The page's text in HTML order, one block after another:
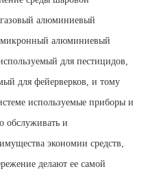
алюминиевый
алюминиевый
для пестицидов,
для фейерверков, и тому
используемые приборы и
обслуживать и
экономии средств,
делают ее самой